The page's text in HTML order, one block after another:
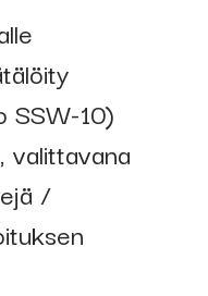
SSW-10)
valittavana
/